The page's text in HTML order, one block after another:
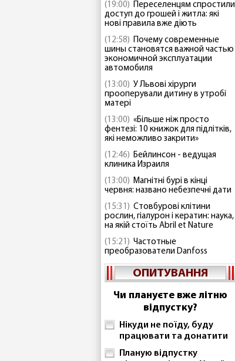
(19:00) Переселенцям спростили
доступ до грошей і житла: які
нові правила вже діють
(12:58) Почему современные
шины становятся важной частью
экономичной эксплуатации
автомобиля
(13:00) У Львові хірурги
прооперували дитину в утробі
матері
(13:00) «Більше ніж просто
фентезі: 10 книжок для підлітків,
які неможливо закрити»
(12:46) Бейлинсон - ведущая
клиника Израиля
(13:00) Магнітні бурі в кінці
червня: названо небезпечні дати
(15:31) Стовбурові клітини
рослин, гіалурон і кератин: наука,
на якій стоїть Abril et Nature
(15:21) Частотные
преобразователи Danfoss
ОПИТУВАННЯ
Чи плануєте вже літню
відпустку?
Нікуди не поїду, буду
працювати та донатити
Планую відпустку